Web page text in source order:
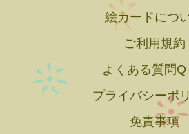
絵カードにつ
ご利用規約
よくある質問
プライバシーポ
免責事項